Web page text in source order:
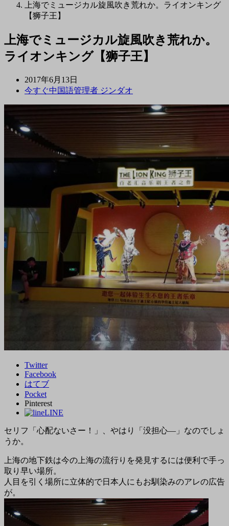
上海でミュージカル旋風吹き荒れか。ライオンキング
【狮子王】
上海でミュージカル旋風吹き荒れか。
ライオンキング【狮子王】
2017年6月13日
今すぐ中国語管理者 ジンダオ
Twitter
Facebook
はてブ
Pocket
Pinterest
LINE
セリフ「心配ないさー！」、やはり「没担心―」なのでしょ
うか。
上海の地下鉄は今の上海の流行りを発見するには便利で手っ
取り早い場所。
人目を引く場所に立体的で日本人にもお馴染みのアレの広告
が。